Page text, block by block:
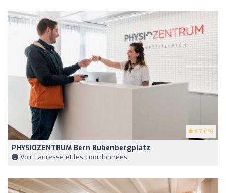
4.7 (19)
PHYSIOZENTRUM Bern Bubenbergplatz
Voir l'adresse et les coordonnées